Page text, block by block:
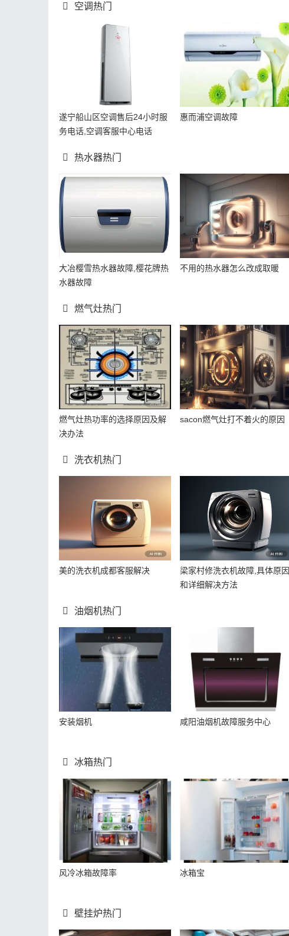
空调热门
遂宁船山区空调售后24小时服
务电话,空调客服中心电话
惠而浦空调故障
热水器热门
大冶樱雪热水器故障,樱花牌热
水器故障
不用的热水器怎么改成取暖
燃气灶热门
燃气灶热功率的选择原因及解
决办法
sacon燃气灶打不着火的原因
洗衣机热门
美的洗衣机成都客服解决
梁家村修洗衣机故障,具体原因
和详细解决方法
油烟机热门
安装烟机 咸阳油烟机故障服务中心
冰箱热门
风冷冰箱故障率 冰箱宝
壁挂炉热门